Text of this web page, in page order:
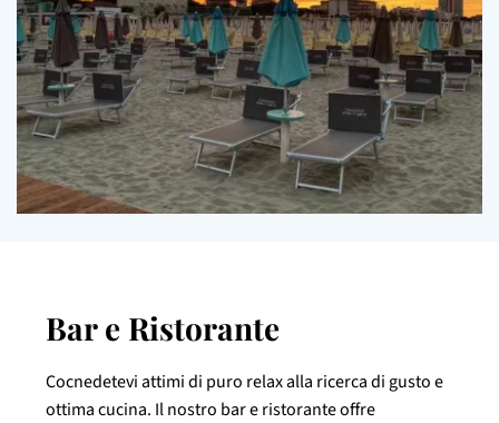
Bar e Ristorante
Cocnedetevi attimi di puro relax alla ricerca di gusto e
ottima cucina. Il nostro bar e ristorante offre